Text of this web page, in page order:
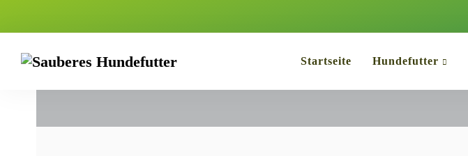
Startseite Hundefutter